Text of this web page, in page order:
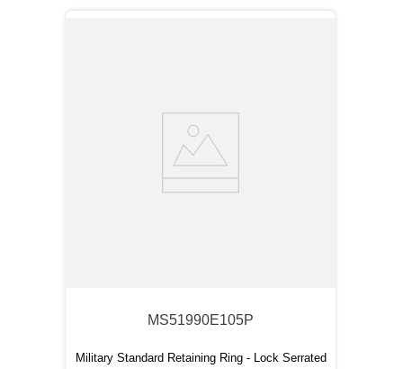
MS51990E105P
Military Standard Retaining Ring - Lock Serrated